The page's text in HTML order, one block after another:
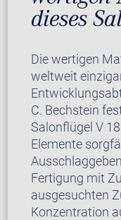
dieses
Die wertigen
weltweit
C. Bechstein
Salonflügel V
Elemente
Fertigung mit
ausgesuchten
Konzentration